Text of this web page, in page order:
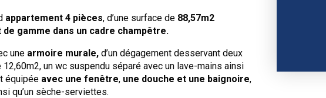
appartement 4 pièces, d’une surface de 88,57m2
gamme dans un cadre champêtre.
une armoire murale, d’un dégagement desservant deux
un wc suspendu séparé avec un lave-mains ainsi
équipée avec une fenêtre, une douche et une baignoire,
qu’un sèche-serviettes.